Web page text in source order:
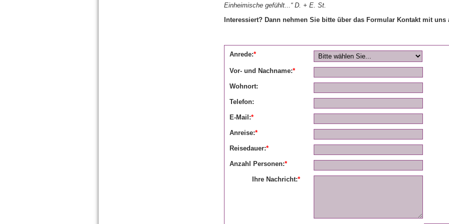
Einheimische gefühlt...“ D . + E. St.
Interessiert? Dann nehmen Sie bitte über das Formular Kontakt mit uns
Anrede:*
Vor- und Nachname:*
Wohnort:
Telefon:
E-Mail:*
Anreise:*
Reisedauer:*
Anzahl Personen:*
Ihre Nachricht:*